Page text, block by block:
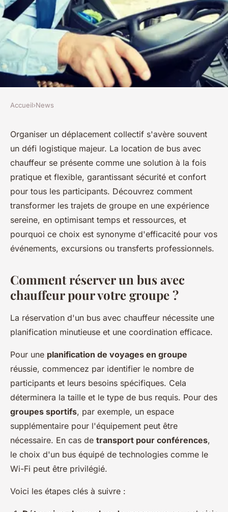
Maximiser l'efficacité des
déplacements en groupe avec
la location de bus chauffeur
admin•26 mars 2024•3 min de lecture
Accueil›News
Organiser un déplacement collectif s'avère souvent
un défi logistique majeur. La location de bus avec
chauffeur se présente comme une solution à la fois
pratique et flexible, garantissant sécurité et confort
pour tous les participants. Découvrez comment
transformer les trajets de groupe en une expérience
sereine, en optimisant temps et ressources, et
pourquoi ce choix est synonyme d'efficacité pour vos
événements, excursions ou transferts professionnels.
Comment réserver un bus avec
chauffeur pour votre groupe ?
La réservation d'un bus avec chauffeur nécessite une
planification minutieuse et une coordination efficace.
Pour une planification de voyages en groupe
réussie, commencez par identifier le nombre de
participants et leurs besoins spécifiques. Cela
déterminera la taille et le type de bus requis. Pour des
groupes sportifs, par exemple, un espace
supplémentaire pour l'équipement peut être
nécessaire. En cas de transport pour conférences,
le choix d'un bus équipé de technologies comme le
Wi-Fi peut être privilégié.
Voici les étapes clés à suivre :